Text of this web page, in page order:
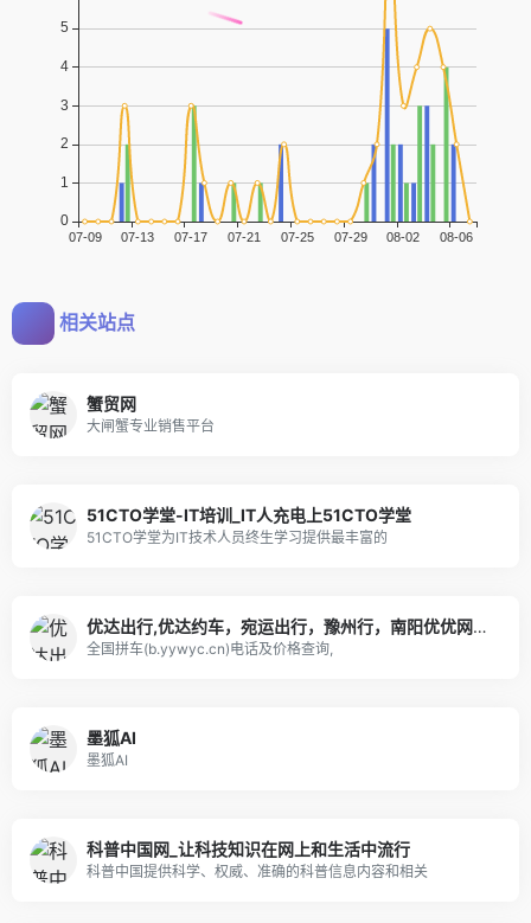
相关站点
蟹贸网
大闸蟹专业销售平台
51CTO学堂-IT培训_IT人充电上51CTO学堂
51CTO学堂为IT技术人员终生学习提供最丰富的
优达出行,优达约车，宛运出行，豫州行，南阳优优网约车，全国车队联运平台 - 全国拼车|顺风车|同城信息|招聘信息|郑州拼车大师|南阳拼车大全
全国拼车(b.yywyc.cn)电话及价格查询,
墨狐AI
墨狐AI
科普中国网_让科技知识在网上和生活中流行
科普中国提供科学、权威、准确的科普信息内容和相关